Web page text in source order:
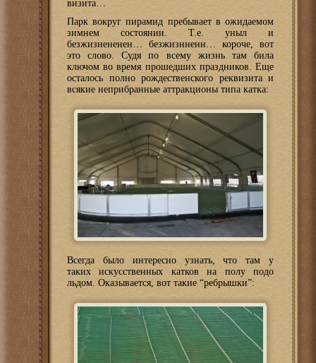
визита…
Парк вокруг пирамид пребывает в ожидаемом
зимнем состоянии. Т.е. уныл и
безжизнененен… безжизнненн… короче, вот
это слово. Судя по всему жизнь там била
ключом во время прошедших праздников. Еще
осталось полно рождественского реквизита и
всякие неприбранные аттракционы типа катка:
Всегда было интересно узнать, что там у
таких искусственных катков на полу подо
льдом. Оказывается, вот такие “ребрышки”: